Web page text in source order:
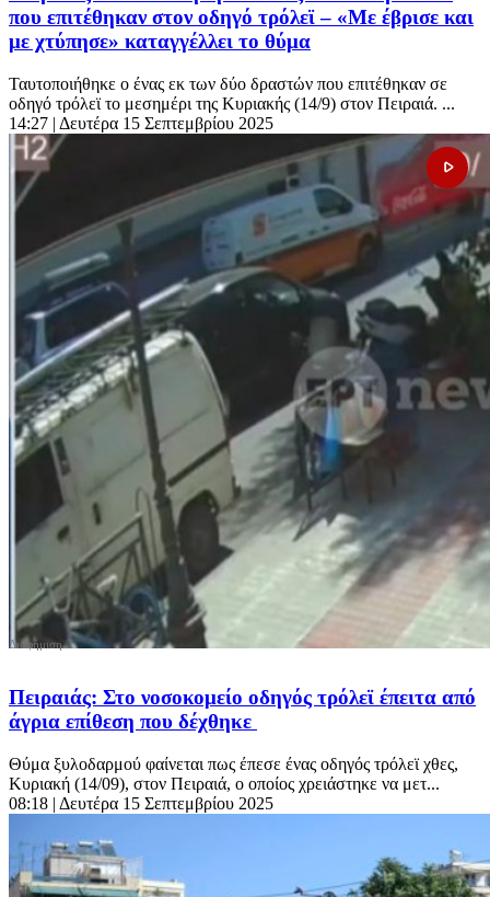
που επιτέθηκαν στον οδηγό τρόλεϊ – «Με έβρισε και
με χτύπησε» καταγγέλλει το θύμα
Ταυτοποιήθηκε ο ένας εκ των δύο δραστών που επιτέθηκαν σε
οδηγό τρόλεϊ το μεσημέρι της Κυριακής (14/9) στον Πειραιά. ...
14:27 | Δευτέρα 15 Σεπτεμβρίου 2025
Πειραιάς: Στο νοσοκομείο οδηγός τρόλεϊ έπειτα από
άγρια επίθεση που δέχθηκε
Θύμα ξυλοδαρμού φαίνεται πως έπεσε ένας οδηγός τρόλεϊ χθες,
Κυριακή (14/09), στον Πειραιά, ο οποίος χρειάστηκε να μετ...
08:18 | Δευτέρα 15 Σεπτεμβρίου 2025